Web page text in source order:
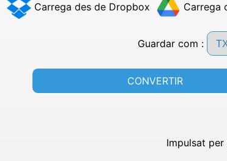
Carrega des de Dropbox Carrega
Guardar com :
CONVERTIR
Impulsat per